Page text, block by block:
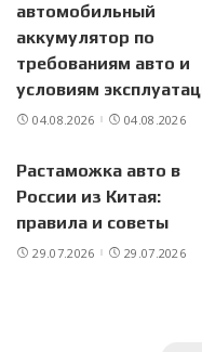
автомобильный
аккумулятор по
требованиям авто и
условиям
04.08.2026 04.08.2026
Растаможка авто в
России из Китая:
правила и советы
29.07.2026 29.07.2026